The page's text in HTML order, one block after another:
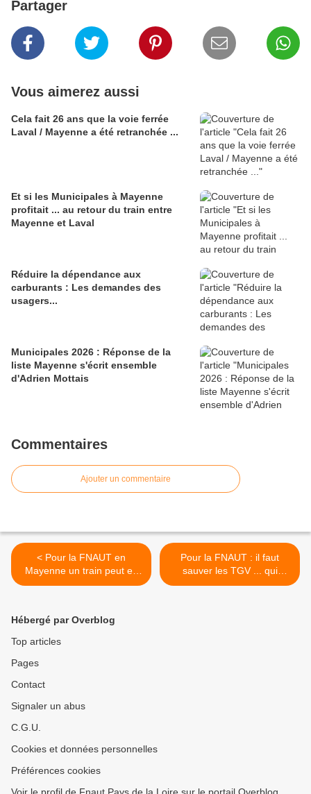
Partager
Vous aimerez aussi
Cela fait 26 ans que la voie ferrée
Laval / Mayenne a été retranchée ...
Et si les Municipales à Mayenne
profitait ... au retour du train entre
Mayenne et Laval
Réduire la dépendance aux
carburants : Les demandes des
usagers...
Municipales 2026 : Réponse de la
liste Mayenne s'écrit ensemble
d'Adrien Mottais
Commentaires
Ajouter un commentaire
< Pour la FNAUT en
Mayenne un train peut en
cacher un autre...
Pour la FNAUT : il faut
sauver les TGV ... qui
assurent des relations
Hébergé par Overblog
Top articles
Pages
Contact
Signaler un abus
C.G.U.
Cookies et données personnelles
Préférences cookies